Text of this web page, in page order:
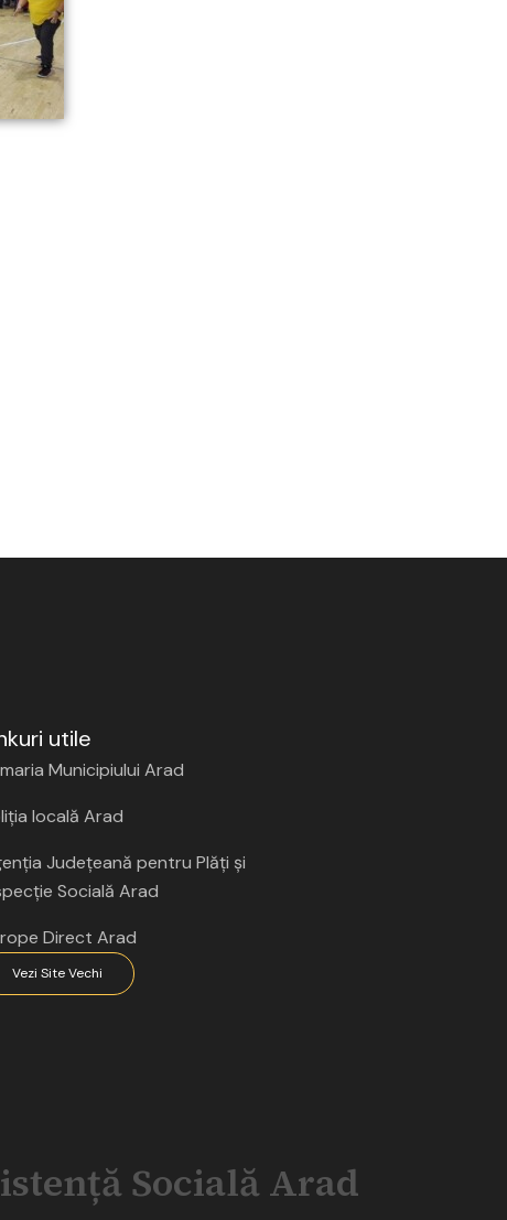
utile
Municipiului Arad
locală Arad
Județeană pentru Plăți și
Socială Arad
Direct Arad
Vezi Site Vechi
Socială Arad